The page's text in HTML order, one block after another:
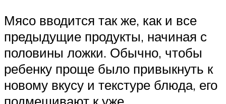
Мясо вводится так же, как и все
предыдущие продукты, начиная с
половины ложки. Обычно, чтобы
ребенку проще было привыкнуть к
новому вкусу и текстуре блюда, его